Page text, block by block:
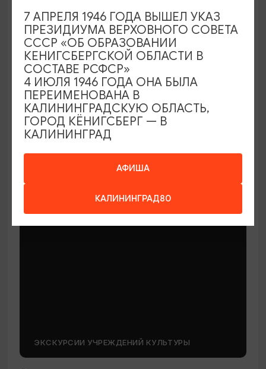
МАСТЕР-КЛАССЫ
Мастер-классы по керамике Елены
Бодяковой
Калининград, ул. Баранова, 45
ЭКСКУРСИИ УЧРЕЖДЕНИЙ КУЛЬТУРЫ
АФИША
КАЛИНИНГРАД80
7 АПРЕЛЯ 1946 ГОДА ВЫШЕЛ УКАЗ
ПРЕЗИДИУМА ВЕРХОВНОГО СОВЕТА
СССР «ОБ ОБРАЗОВАНИИ
КЕНИГСБЕРГСКОЙ ОБЛАСТИ В
СОСТАВЕ РСФСР»
4 ИЮЛЯ 1946 ГОДА ОНА БЫЛА
ПЕРЕИМЕНОВАНА В
КАЛИНИНГРАДСКУЮ ОБЛАСТЬ,
ГОРОД КЁНИГСБЕРГ — В
КАЛИНИНГРАД